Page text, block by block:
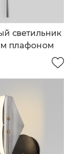
светильник
плафоном